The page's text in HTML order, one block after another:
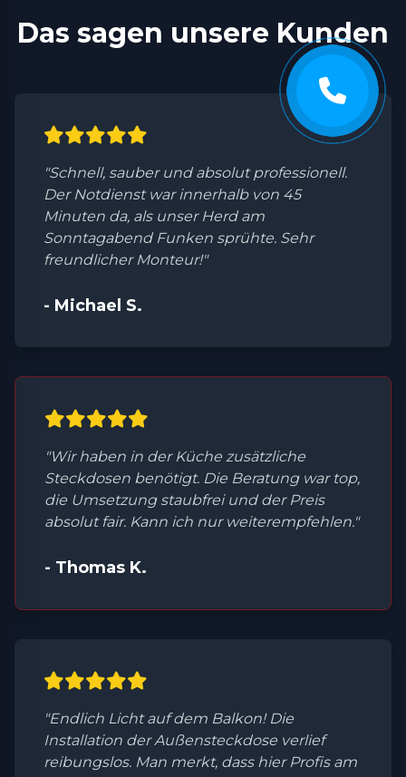
Das sagen unsere Kunden
"Schnell, sauber und absolut professionell.
Der Notdienst war innerhalb von 45
Minuten da, als unser Herd am
Sonntagabend Funken sprühte. Sehr
freundlicher Monteur!"
- Michael S.
"Wir haben in der Küche zusätzliche
Steckdosen benötigt. Die Beratung war top,
die Umsetzung staubfrei und der Preis
absolut fair. Kann ich nur weiterempfehlen."
- Thomas K.
"Endlich Licht auf dem Balkon! Die
Installation der Außensteckdose verlief
reibungslos. Man merkt, dass hier Profis am